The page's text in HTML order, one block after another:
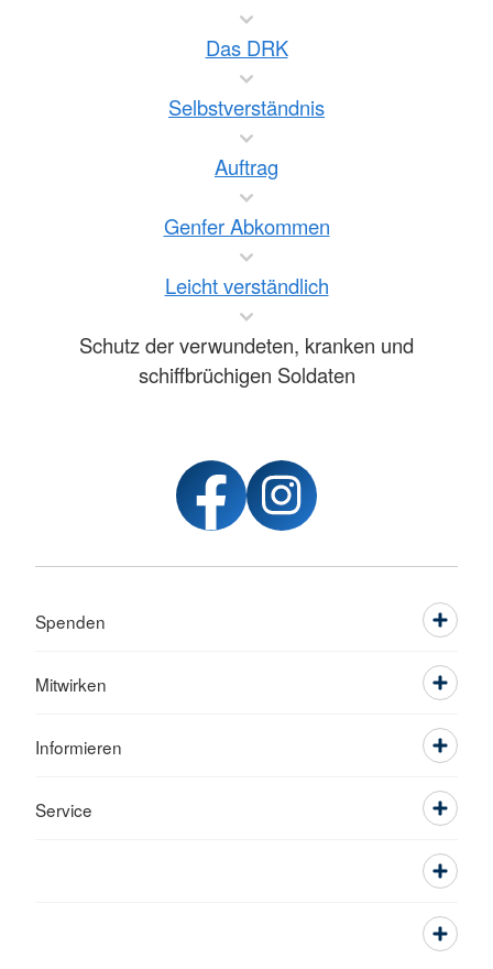
Das DRK
Selbstverständnis
Auftrag
Genfer Abkommen
Leicht verständlich
Schutz der verwundeten, kranken und
schiffbrüchigen Soldaten
Spenden
Mitwirken
Informieren
Service